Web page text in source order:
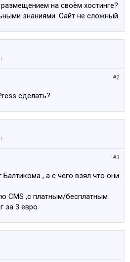
на своём хостинге?
знаниями. Сайт не сложный.
#2
сделать?
#3
, а с чего взял что они
CMS ,c платным/бесплатным
за 3 евро